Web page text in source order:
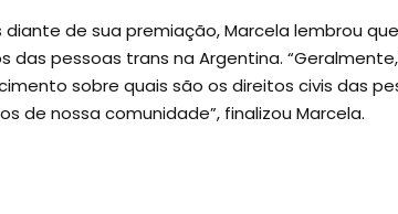
de sua premiação, Marcela lembrou
pessoas trans na Argentina.
sobre quais são os direitos civis das
de nossa comunidade”, finalizou Marcela.